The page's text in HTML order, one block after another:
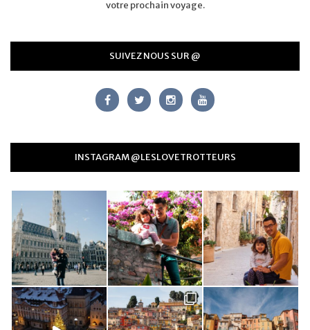
votre prochain voyage.
SUIVEZ NOUS SUR @
INSTAGRAM @LESLOVETROTTEURS